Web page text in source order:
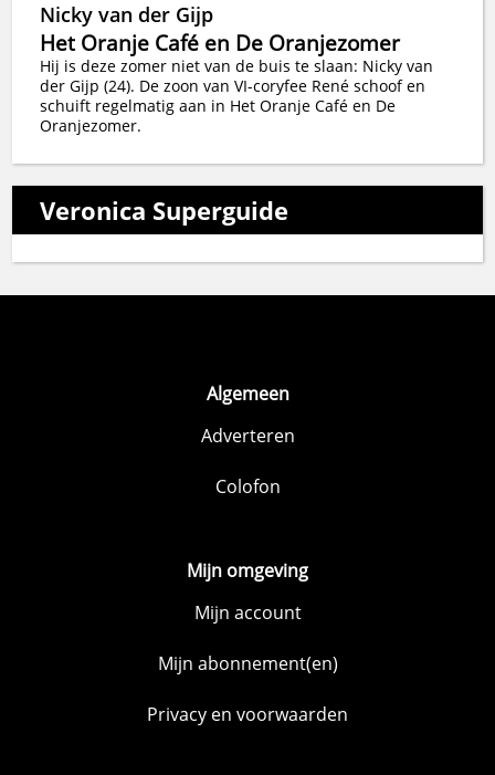
Nicky van der Gijp
Het Oranje Café en De Oranjezomer
Hij is deze zomer niet van de buis te slaan: Nicky van
der Gijp (24). De zoon van VI-coryfee René schoof en
schuift regelmatig aan in Het Oranje Café en De
Oranjezomer.
Veronica Superguide
Algemeen
Adverteren
Colofon
Mijn omgeving
Mijn account
Mijn abonnement(en)
Privacy en voorwaarden